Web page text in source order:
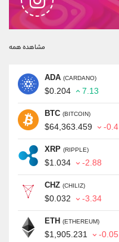
مشاهده همه
ADA (CARDANO)
$0.204 7.13
BTC (BITCOIN)
$64,363.459 -0.4
XRP (RIPPLE)
$1.034 -2.88
CHZ (CHILIZ)
$0.032 -3.34
ETH (ETHEREUM)
$1,905.231 -0.05